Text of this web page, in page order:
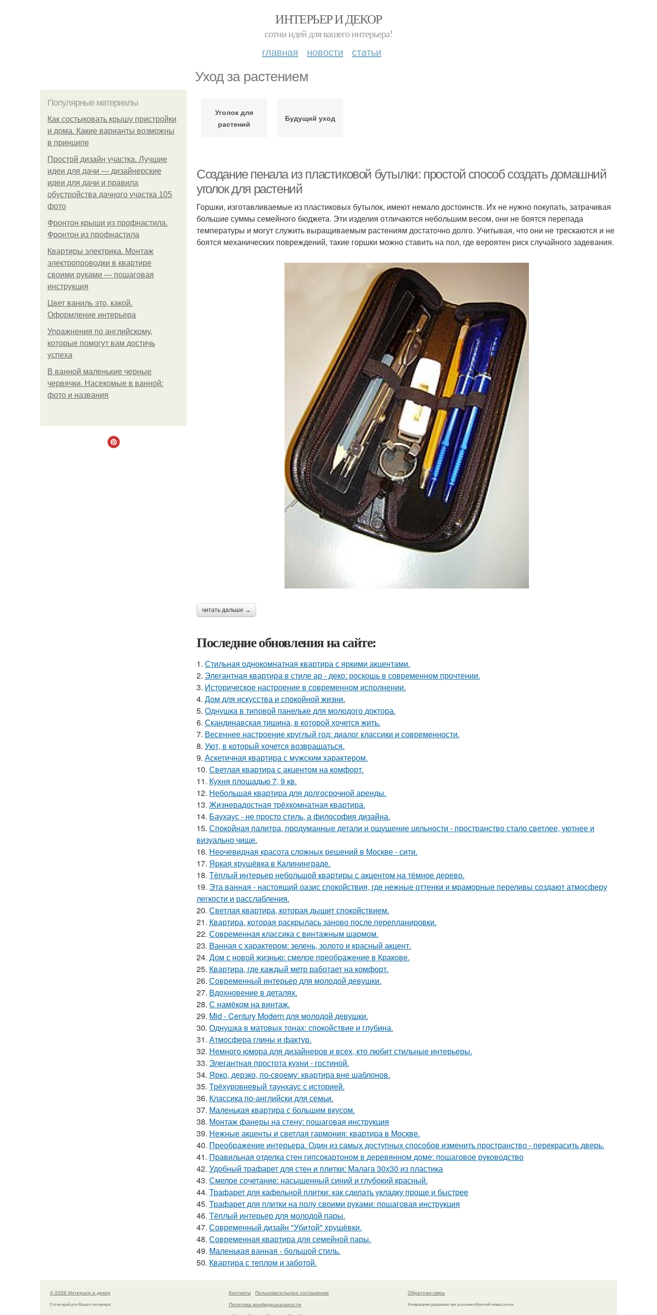
ИНТЕРЬЕР И ДЕКОР
сотни идей для вашего интерьера!
главная новости статьи
Уход за растением
Популярные материалы
Как состыковать крышу пристройки
и дома. Какие варианты возможны
в принципе
Простой дизайн участка. Лучшие
идеи для дачи — дизайнерские
идеи для дачи и правила
обустройства дачного участка 105
фото
Фронтон крыши из профнастила.
Фронтон из профнастила
Квартиры электрика. Монтаж
электропроводки в квартире
своими руками — пошаговая
инструкция
Цвет ваниль это, какой.
Оформление интерьера
Упражнения по английскому,
которые помогут вам достичь
успеха
В ванной маленькие черные
червячки. Насекомые в ванной:
фото и названия
Уголок для
растений
Будущий уход
Создание пенала из пластиковой бутылки: простой способ создать домашний
уголок для растений
Горшки, изготавливаемые из пластиковых бутылок, имеют немало достоинств. Их не нужно покупать, затрачивая
большие суммы семейного бюджета. Эти изделия отличаются небольшим весом, они не боятся перепада
температуры и могут служить выращиваемым растениям достаточно долго. Учитывая, что они не трескаются и не
боятся механических повреждений, такие горшки можно ставить на пол, где вероятен риск случайного задевания.
читать дальше →
Последние обновления на сайте:
1. Стильная однокомнатная квартира с яркими акцентами.
2. Элегантная квартира в стиле ар - деко: роскошь в современном прочтении.
3. Историческое настроение в современном исполнении.
4. Дом для искусства и спокойной жизни.
5. Однушка в типовой панельке для молодого доктора.
6. Скандинавская тишина, в которой хочется жить.
7. Весеннее настроение круглый год: диалог классики и современности.
8. Уют, в который хочется возвращаться.
9. Аскетичная квартира с мужским характером.
10. Светлая квартира с акцентом на комфорт.
11. Кухня площадью 7, 9 кв.
12. Небольшая квартира для долгосрочной аренды.
13. Жизнерадостная трёхкомнатная квартира.
14. Баухаус - не просто стиль, а философия дизайна.
15. Спокойная палитра, продуманные детали и ощущение цельности - пространство стало светлее, уютнее и
визуально чище.
16. Неочевидная красота сложных решений в Москве - сити.
17. Яркая хрущёвка в Калининграде.
18. Тёплый интерьер небольшой квартиры с акцентом на тёмное дерево.
19. Эта ванная - настоящий оазис спокойствия, где нежные оттенки и мраморные переливы создают атмосферу
легкости и расслабления.
20. Светлая квартира, которая дышит спокойствием.
21. Квартира, которая раскрылась заново после перепланировки.
22. Современная классика с винтажным шармом.
23. Ванная с характером: зелень, золото и красный акцент.
24. Дом с новой жизнью: смелое преображение в Кракове.
25. Квартира, где каждый метр работает на комфорт.
26. Современный интерьер для молодой девушки.
27. Вдохновение в деталях.
28. С намёком на винтаж.
29. Mid - Century Modern для молодой девушки.
30. Однушка в матовых тонах: спокойствие и глубина.
31. Атмосфера глины и фактур.
32. Немного юмора для дизайнеров и всех, кто любит стильные интерьеры.
33. Элегантная простота кухни - гостиной.
34. Ярко, дерзко, по-своему: квартира вне шаблонов.
35. Трёхуровневый таунхаус с историей.
36. Классика по-английски для семьи.
37. Маленькая квартира с большим вкусом.
38. Монтаж фанеры на стену: пошаговая инструкция
39. Нежные акценты и светлая гармония: квартира в Москве.
40. Преображение интерьера. Один из самых доступных способов изменить пространство - перекрасить дверь.
41. Правильная отделка стен гипсокартоном в деревянном доме: пошаговое руководство
42. Удобный трафарет для стен и плитки: Малага 30х30 из пластика
43. Смелое сочетание: насыщенный синий и глубокий красный.
44. Трафарет для кафельной плитки: как сделать укладку проще и быстрее
45. Трафарет для плитки на полу своими руками: пошаговая инструкция
46. Тёплый интерьер для молодой пары.
47. Современный дизайн "Убитой" хрущёвки.
48. Современная квартира для семейной пары.
49. Маленькая ванная - большой стиль.
50. Квартира с теплом и заботой.
© 2026 Интерьер и декор
Сотни идей для Вашего интерьера!
Контакты
Пользовательское соглашение
Политика конфидециальности
Обратная связь
Копирование разрешено при указании обратной гиперссылки.